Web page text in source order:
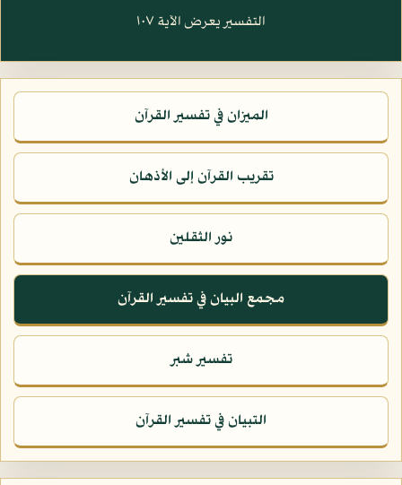
التفسير يعرض الآية ١٠٧
الميزان في تفسير القرآن
تقريب القرآن إلى الأذهان
نور الثقلين
مجمع البيان في تفسير القرآن
تفسير شبر
التبيان في تفسير القرآن